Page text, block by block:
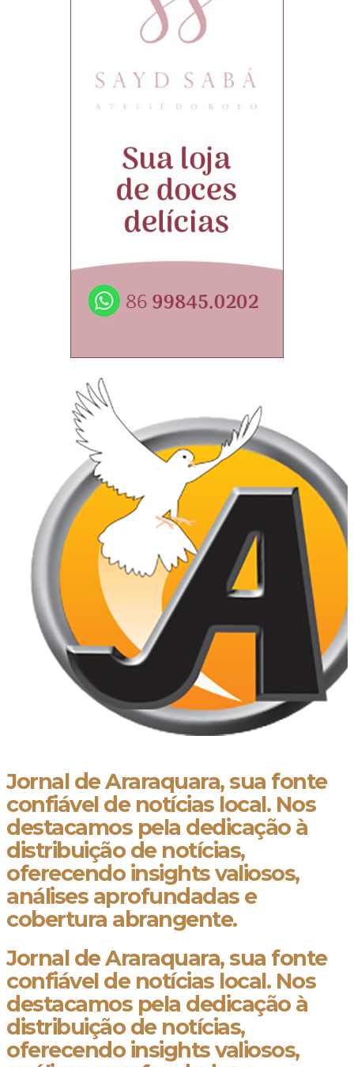
Jornal de Araraquara, sua fonte
confiável de notícias local. Nos
destacamos pela dedicação à
distribuição de notícias,
oferecendo insights valiosos,
análises aprofundadas e
cobertura abrangente.
Jornal de Araraquara, sua fonte
confiável de notícias local. Nos
destacamos pela dedicação à
distribuição de notícias,
oferecendo insights valiosos,